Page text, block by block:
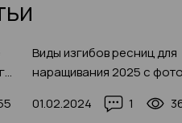
Виды изгибов ресниц для
наращивания 2025 с
01.02.2024 1